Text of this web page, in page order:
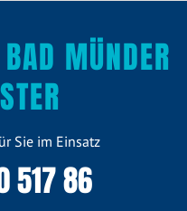
MÜNDER
Sie im Einsatz
517 86